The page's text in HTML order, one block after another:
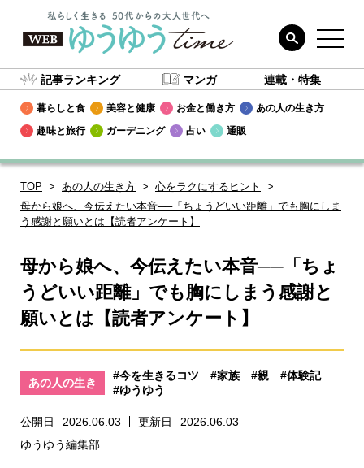
記事ランキング マンガ 連載・特集
暮らしと食 美容と健康 お金と働き方
あの人の生き方
趣味と旅行
ガーデニング 占い 通販
TOP あの人の生き方
心をラクにするヒント
母から娘へ、今伝えたい本音──「ちょうどいい距離」でも胸にしま
う感謝と願いとは【読者アンケート】
母から娘へ、今伝えたい本音──「ちょ
うどいい距離」でも胸にしまう感謝と
願いとは【読者アンケート】
あの人の生き
#今を生きるコツ #家族 #親
#体験記
#ゆうゆう
公開日 2026.06.03 更新日
2026.06.03
ゆうゆう編集部